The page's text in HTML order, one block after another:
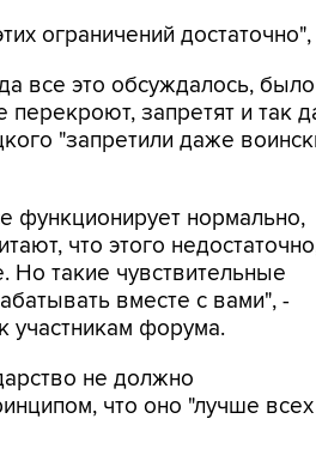
ограничений
все это обсуждалось,
перекроют, запретят и так
"запретили даже
функционирует нормально,
что этого
Но такие чувствительные
вместе с вами", -
участникам форума.
не должно
что оно "лучше всех